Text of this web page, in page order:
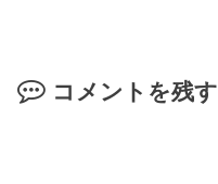
コメントを残す